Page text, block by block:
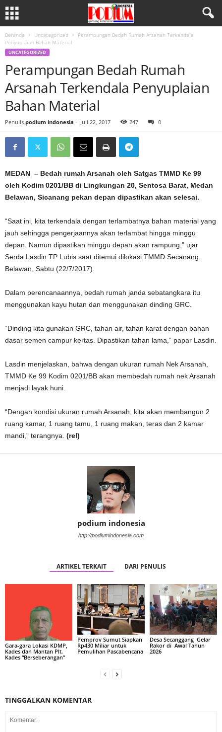
Beranda Uncategorized
Perampungan Bedah Rumah Arsanah Terkendala
Penyuplaian Bahan Material
UNCATEGORIZED
Perampungan Bedah Rumah
Arsanah Terkendala Penyuplaian
Bahan Material
Penulis podium indonesia - Juli 22, 2017 247 0
MEDAN – Bedah rumah Arsanah oleh Satgas TMMD Ke 99
oleh Kodim 0201/BB di Lingkungan 20, Sentosa Barat, Medan
Belawan, Sicanang pekan depan dipastikan akan selesai.
“Saat ini, kita terkendala dengan terlambatnya bahan material yang
jauh sehingga pengerjaannya akan terlambat hingga minggu
depan. Namun dipastikan minggu depan akan rampung,” ujar
Serda Lasdin TP Lubis saat ditemui dilokasi TMMD Secanang,
Belawan, Sabtu (22/7/2017).
Dalam perencanaannya, bedah rumah janda sebatangkara itu
menggunakan kayu hutan dan menggunakan dinding GRC.
“Dinding kita gunakan GRC, tahan air, tahan karat dengan bahan
dasar semen campur kertas. Dipastikan tahan lama,” papar Lasdin.
Lasdin menjelaskan, bahwa dengan ukuran rumah Nek Arsanah,
TMMD Ke 99 Kodim 0201/BB akan membedah rumah nek Arsanah
menjadi layak huni.
“Dengan kondisi ukuran rumah Arsanah, kita akan membangun 2
ruang kamar, 1 ruang tamu, 1 ruang makan, teras dan 2 kamar
mandi,” terangnya. (rel)
podium indonesia
http://podiumindonesia.com
ARTIKEL TERKAIT DARI PENULIS
Gara-gara Lokasi KDMP,
Kades dan Mantan Plt.
Kades “Berseberangan”
Pemprov Sumut Siapkan
Rp430 Miliar untuk
Pemulihan Pascabencana
Desa Secanggang Gelar
Rakor di Awal Tahun
2026
TINGGALKAN KOMENTAR